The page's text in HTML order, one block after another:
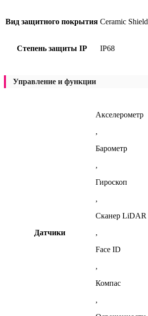
Вид защитного покрытия Ceramic Shield
Степень защиты IP IP68
Управление и функции
Датчики
Акселерометр
,
Барометр
,
Гироскоп
,
Сканер LiDAR
,
Face ID
,
Компас
,